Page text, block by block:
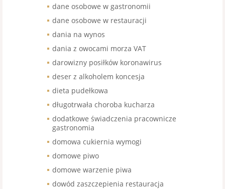
dane osobowe w gastronomii
dane osobowe w restauracji
dania na wynos
dania z owocami morza VAT
darowizny posiłków koronawirus
deser z alkoholem koncesja
dieta pudełkowa
długotrwała choroba kucharza
dodatkowe świadczenia pracownicze
gastronomia
domowa cukiernia wymogi
domowe piwo
domowe warzenie piwa
dowód zaszczepienia restauracja